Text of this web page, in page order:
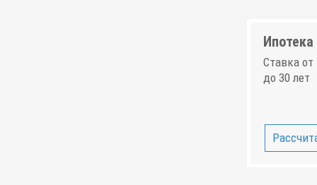
Ипотека
Ставка от
до 30 лет